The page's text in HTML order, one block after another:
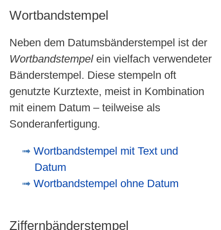
Wortbandstempel
Neben dem Datumsbänderstempel ist der
Wortbandstempelein vielfach verwendeter
Bänderstempel. Diese stempeln oft
genutzte Kurztexte, meist in Kombination
mit einem Datum – teilweise als
Sonderanfertigung.
Wortbandstempel mit Text und
Datum
Wortbandstempel ohne Datum
Ziffernbänderstempel